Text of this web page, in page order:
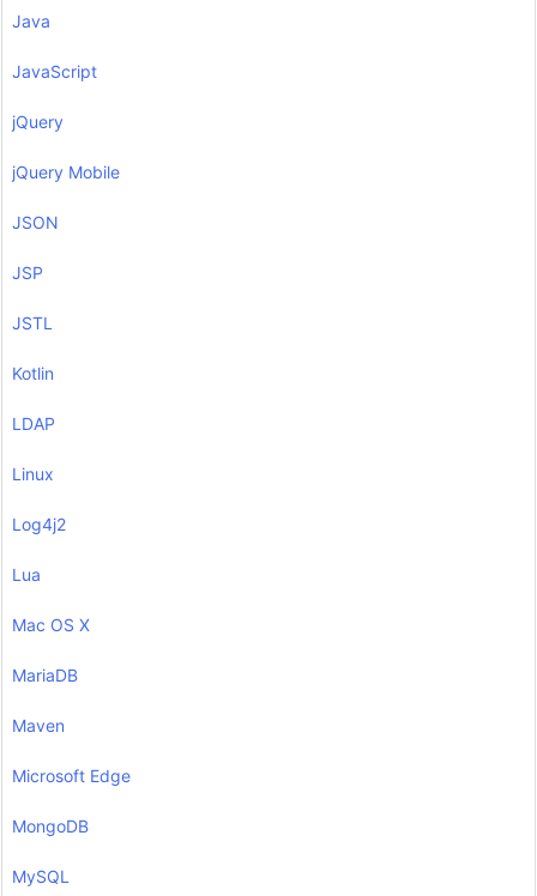
Java
JavaScript
jQuery
jQuery Mobile
JSON
JSP
JSTL
Kotlin
LDAP
Linux
Log4j2
Lua
Mac OS X
MariaDB
Maven
Microsoft Edge
MongoDB
MySQL